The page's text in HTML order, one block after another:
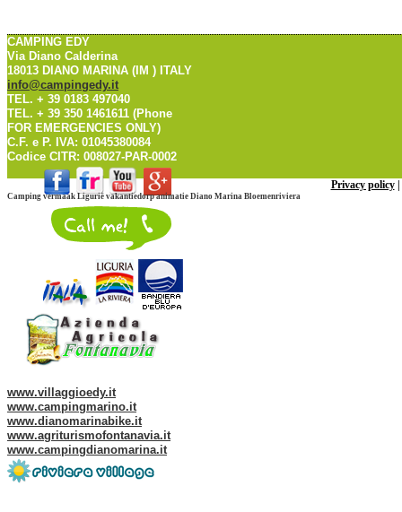
CAMPING EDY
Via Diano Calderina
18013 DIANO MARINA (IM ) ITALY
info@campingedy.it
TEL. + 39 0183 497040
TEL. + 39 350 1461611 (Phone
FOR EMERGENCIES ONLY)
C.F. e P. IVA: 01045380084
Codice CITR: 008027-PAR-0002
www.villaggioedy.it
www.campingmarino.it
www.dianomarinabike.it
www.agriturismofontanavia.it
www.campingdianomarina.it
Privacy policy|
Camping vermaak Ligurië vakantiedorp animatie Diano Marina Bloemenriviera